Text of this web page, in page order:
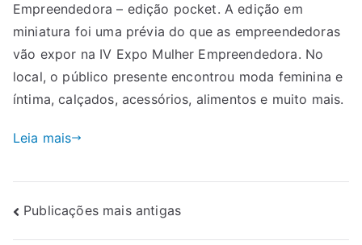
Empreendedora – edição pocket. A edição em
miniatura foi uma prévia do que as empreendedoras
vão expor na IV Expo Mulher Empreendedora. No
local, o público presente encontrou moda feminina e
íntima, calçados, acessórios, alimentos e muito mais.
Leia mais
Publicações mais antigas